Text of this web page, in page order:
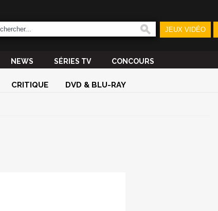
JEUX VIDÉO
NEWS SÉRIES TV CONCOURS
CRITIQUE DVD & BLU-RAY